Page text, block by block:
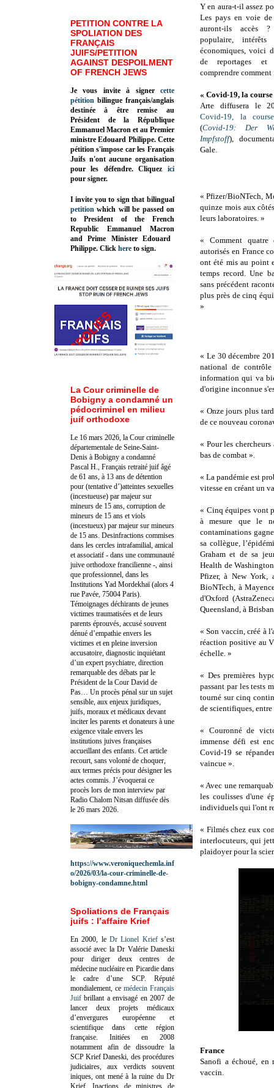
Y en aura-t-il assez
Les pays en voie
auront-ils accès
populaire, intérêts
économiques, voici
de reportages et
comprendre
« Covid-19, la
Arte diffusera le
Covid-19, la
(Covid-19: Der
Impfstoff),
Gale.
« Pfizer/BioNTech,
quinze mois aux
leurs laboratoires. »
« Comment quatre
autorisés en France
ont été mis au point
temps record. Une
sans précédent
plus près de cinq
»
« Le 30 décembre
national de
information qui va
d'origine inconnue
« Onze jours plus
de ce nouveau
« Pour les
bas de combat ».
« La pandémie est
vitesse en créant un
« Cinq équipes vont
à mesure que le
contaminations
sa collègue,
Graham et de sa
Health de
Pfizer, à New York,
BioNTech, à
d'Oxford
Queensland, à
« Son vaccin, créé à
réaction positive au
échelle. »
« Des premières
passant par les tests
tourné sur cinq
de scientifiques,
« Couronné de
immense défi est
Covid-19 se
vaincue ».
« Avec une
les coulisses d'une
individuels qui l'ont
« Filmés chez eux
interlocuteurs, qui
plaidoyer pour la
France
Sanofi a échoué, en
vaccin.
PETITION CONTRE LA
SPOLIATION DES
FRANÇAIS
JUIFS/PETITION
AGAINST DESPOILMENT
OF FRENCH JEWS
Je vous invite à signer cette
pétition bilingue français/anglais
destinée à être remise au
Président de la République
Emmanuel Macron et au Premier
ministre Edouard Philippe. Cette
pétition s'impose car les Français
Juifs n'ont aucune organisation
pour les défendre. Cliquez
ici
pour signer.
I invite you to sign that bilingual
petition which will be passed on
to President of the French
Republic Emmanuel Macron
and Prime MinisterEdouard
Philippe. Click here to sign.
La Cour criminelle de
Bobigny a condamné un
pédocriminel en milieu
juif orthodoxe
Le 16 mars 2026, la Cour criminelle
départementale de Seine-Saint-
Denis à Bobigny a condamné
Pascal H., Français retraité juif âgé
de 61 ans, à 13 ans de détention
pour (tentative d’)atteintes sexuelles
(incestueuse) par majeur sur
mineurs de 15 ans, corruption de
mineurs de 15 ans et viols
(incestueux) par majeur sur mineurs
de 15 ans. Desinfractions commises
dans les cercles intrafamilial, amical
et associatif - dans une communauté
juive orthodoxe francilienne -, ainsi
que professionnel, dans les
Institutions Yad Mordekhaï (alors 4
rue Pavée, 75004 Paris).
Témoignages déchirants de jeunes
victimes traumatisées et de leurs
parents éprouvés, accusé souvent
dénué d’empathie envers les
victimes et en pleine inversion
accusatoire, diagnostic inquiétant
d’un expert psychiatre, direction
remarquable des débats par le
Président de la Cour David de
Pas… Un procès pénal sur un sujet
sensible, aux enjeux juridiques,
juifs, moraux et médicaux devant
inciter les parents et donateurs à une
exigence vitale envers les
institutions juives françaises
accueillant des enfants. Cet article
recourt, sans volonté de choquer,
aux termes précis pour désigner les
actes commis. J’évoquerai ce
procès lors de mon interview par
Radio Chalom Nitsan diffusée dès
le 26 mars 2026.
https://www.veroniquechemla.inf
o/2026/03/la-cour-criminelle-de-
bobigny-condamne.html
Spoliations de Français
juifs : l’affaire Krief
En 2000, le Dr Lionel Kriefs’est
associé avec la Dr Valérie Daneski
pour diriger deux centres de
médecine nucléaire en Picardie dans
le cadre d’une SCP. Réputé
mondialement, ce médecin Français
Juif brillant a envisagé en 2007 de
lancer deux projets médicaux
d’envergures européenne et
scientifique dans cette région
française. Initiées en 2008
notamment afin de dissoudre la
SCP Krief Daneski, des procédures
judiciaires, aux verdicts souvent
iniques, ont mené à la ruine du Dr
Krief.Inactions de ministres de